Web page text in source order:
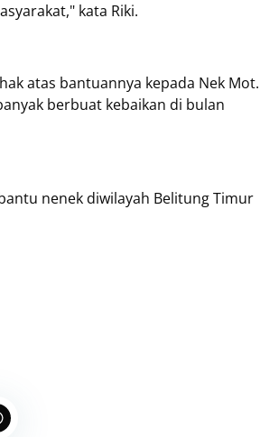
kata Riki.
atas bantuannya kepada Nek Mot.
berbuat kebaikan di bulan
nenek diwilayah Belitung Timur